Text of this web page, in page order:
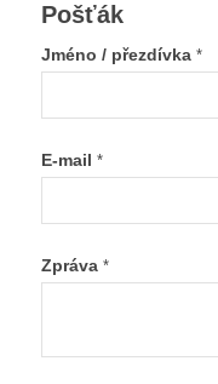
Pošťák
Jméno / přezdívka *
E-mail *
Zpráva *